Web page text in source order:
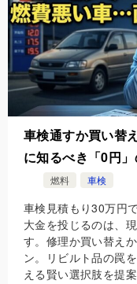
車検通すか買い替
に知るべき「0円
燃料 車検
車検見積もり30万円
大金を投じるのは、
す。修理か買い替え
ン。リビルト品の罠
える賢い選択肢を提案